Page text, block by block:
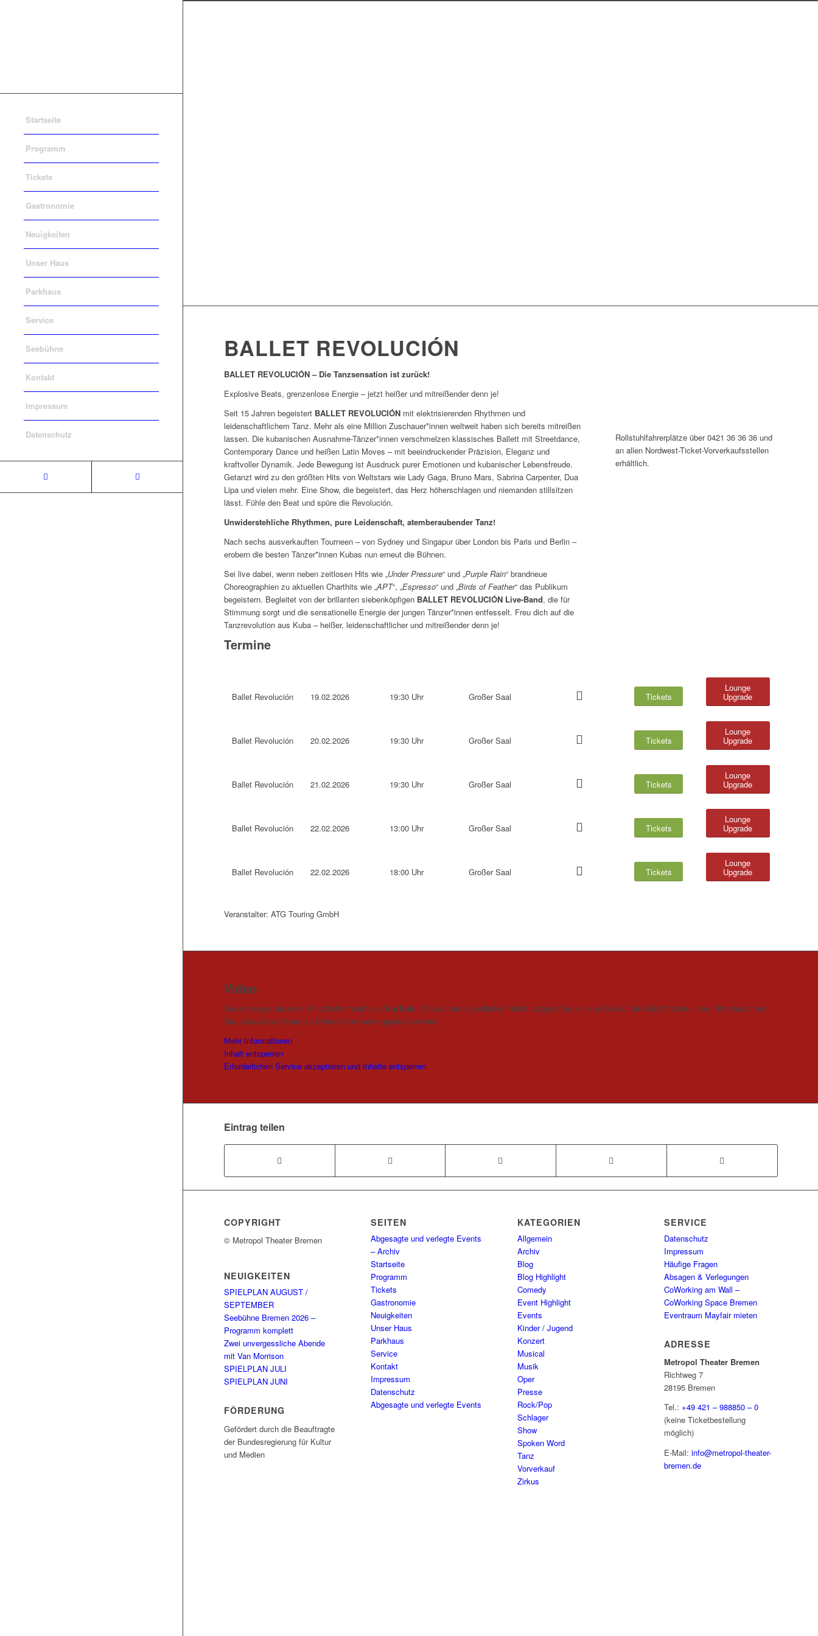
Startseite
Programm
Tickets
Gastronomie
Neuigkeiten
Unser Haus
Parkhaus
Service
Seebühne
Kontakt
Impressum
Datenschutz
BALLET REVOLUCIÓN
BALLET REVOLUCIÓN – Die Tanzsensation ist zurück!
Explosive Beats, grenzenlose Energie – jetzt heißer und mitreißender denn je!
Seit 15 Jahren begeistert BALLET REVOLUCIÓNmit elektrisierenden Rhythmen und
leidenschaftlichem Tanz. Mehr als eine Million Zuschauer*innen weltweit haben sich bereits mitreißen
lassen. Die kubanischen Ausnahme-Tänzer*innen verschmelzen klassisches Ballett mit Streetdance,
Contemporary Dance und heißen Latin Moves – mit beeindruckender Präzision, Eleganz und
kraftvoller Dynamik. Jede Bewegung ist Ausdruck purer Emotionen und kubanischer Lebensfreude.
Getanzt wird zu den größten Hits von Weltstars wie Lady Gaga, Bruno Mars, Sabrina Carpenter, Dua
Lipa und vielen mehr. Eine Show, die begeistert, das Herz höherschlagen und niemanden stillsitzen
lässt. Fühle den Beat und spüre die Revolución.
Unwiderstehliche Rhythmen, pure Leidenschaft, atemberaubender Tanz!
Nach sechs ausverkauften Tourneen – von Sydney und Singapur über London bis Paris und Berlin –
erobern die besten Tänzer*innen Kubas nun erneut die Bühnen.
Sei live dabei, wenn neben zeitlosen Hits wie „Under Pressure“ und „Purple Rain“ brandneue
Choreographien zu aktuellen Charthits wie „APT“, „Espresso“ und „Birds of Feather“ das Publikum
begeistern. Begleitet von der brillanten siebenköpfigen BALLET REVOLUCIÓN Live-Band, die für
Stimmung sorgt und die sensationelle Energie der jungen Tänzer*innen entfesselt. Freu dich auf die
Tanzrevolution aus Kuba – heißer, leidenschaftlicher und mitreißender denn je!
Rollstuhlfahrerplätze über 0421 36 36 36 und
an allen Nordwest-Ticket-Vorverkaufsstellen
erhältlich.
Termine
Ballet Revolución 19.02.2026 19:30 Uhr Großer Saal Tickets
Lounge
Upgrade
Ballet Revolución 20.02.2026 19:30 Uhr Großer Saal Tickets
Lounge
Upgrade
Ballet Revolución 21.02.2026 19:30 Uhr Großer Saal Tickets
Lounge
Upgrade
Ballet Revolución 22.02.2026 13:00 Uhr Großer Saal Tickets
Lounge
Upgrade
Ballet Revolución 22.02.2026 18:00 Uhr Großer Saal Tickets
Lounge
Upgrade
Veranstalter: ATG Touring GmbH
Video
Sie sehen gerade einen Platzhalterinhalt von YouTube. Um auf den eigentlichen Inhalt zuzugreifen, klicken Sie auf die Schaltfläche unten. Bitte beachten
Sie, dass dabei Daten an Drittanbieter weitergegeben werden.
Mehr Informationen
Inhalt entsperren
Erforderlichen Service akzeptieren und Inhalte entsperren
Eintrag teilen
COPYRIGHT
© Metropol Theater Bremen
NEUIGKEITEN
SPIELPLAN AUGUST /
SEPTEMBER
Seebühne Bremen 2026 –
Programm komplett
Zwei unvergessliche Abende
mit Van Morrison
SPIELPLAN JULI
SPIELPLAN JUNI
FÖRDERUNG
Gefördert durch die Beauftragte
der Bundesregierung für Kultur
und Medien
SEITEN
Abgesagte und verlegte Events
– Archiv
Startseite
Programm
Tickets
Gastronomie
Neuigkeiten
Unser Haus
Parkhaus
Service
Kontakt
Impressum
Datenschutz
Abgesagte und verlegte Events
KATEGORIEN
Allgemein
Archiv
Blog
Blog Highlight
Comedy
Event Highlight
Events
Kinder / Jugend
Konzert
Musical
Musik
Oper
Presse
Rock/Pop
Schlager
Show
Spoken Word
Tanz
Vorverkauf
Zirkus
SERVICE
Datenschutz
Impressum
Häufige Fragen
Absagen & Verlegungen
CoWorking am Wall –
CoWorking Space Bremen
Eventraum Mayfair mieten
ADRESSE
Metropol Theater Bremen
Richtweg 7
28195 Bremen
Tel.: +49 421 – 988850 – 0
(keine Ticketbestellung
möglich)
E-Mail: info@metropol-theater-
bremen.de